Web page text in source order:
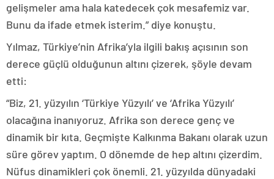
gelişmeler ama hala katedecek çok mesafemiz var.
Bunu da ifade etmek isterim.” diye konuştu.
Yılmaz, Türkiye’nin Afrika’yla ilgili bakış açısının son
derece güçlü olduğunun altını çizerek, şöyle devam
etti:
“Biz, 21. yüzyılın ‘Türkiye Yüzyılı’ ve ‘Afrika Yüzyılı’
olacağına inanıyoruz. Afrika son derece genç ve
dinamik bir kıta. Geçmişte Kalkınma Bakanı olarak uzun
süre görev yaptım. O dönemde de hep altını çizerdim.
Nüfus dinamikleri çok önemli. 21. yüzyılda dünyadaki